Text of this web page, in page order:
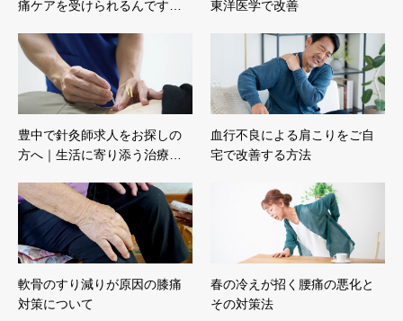
痛ケアを受けられるんです…
東洋医学で改善
豊中で針灸師求人をお探しの
方へ｜生活に寄り添う治療…
血行不良による肩こりをご自
宅で改善する方法
軟骨のすり減りが原因の膝痛
対策について
春の冷えが招く腰痛の悪化と
その対策法